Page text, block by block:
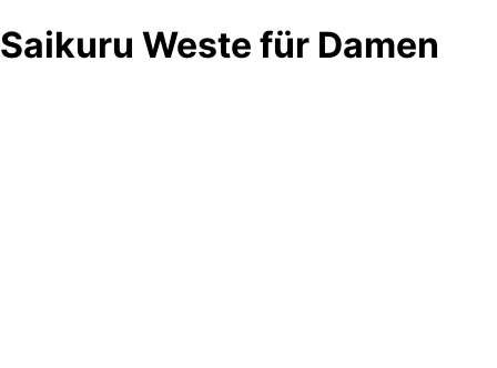
Saikuru Weste für Damen